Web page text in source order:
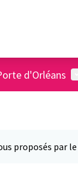
d'Orléans
proposés par